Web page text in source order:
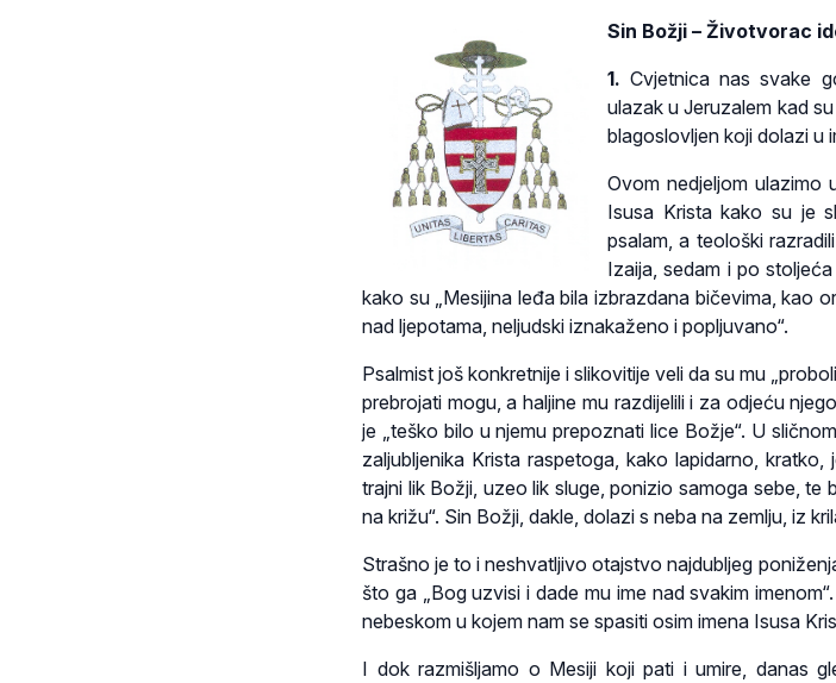
Sin Božji – Životvorac
1. Cvjetnica nas svake
ulazak u Jeruzalem kad
blagoslovljen koji dolazi u
Ovom nedjeljom ulazimo
Isusa Krista kako su je
psalam, a teološki
Izaija, sedam i po
kako su „Mesijina leđa bila izbrazdana bičevima, kao
nad ljepotama, neljudski iznakaženo i popljuvano“.
Psalmist još konkretnije i slikovitije veli da su mu
prebrojati mogu, a haljine mu razdijelili i za odjeću
je „teško bilo u njemu prepoznati lice Božje“. U
zaljubljenika Krista raspetoga, kako lapidarno,
trajni lik Božji, uzeo lik sluge, ponizio samoga sebe, te
na križu“. Sin Božji, dakle, dolazi s neba na zemlju, iz
Strašno je to i neshvatljivo otajstvo najdubljeg
što ga „Bog uzvisi i dade mu ime nad svakim
nebeskom u kojem nam se spasiti osim imena Isusa
I dok razmišljamo o Mesiji koji pati i umire, danas